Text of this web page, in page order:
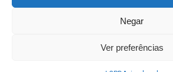
Negar
Ver preferências
SEDE DO ADMINISTRATIVO